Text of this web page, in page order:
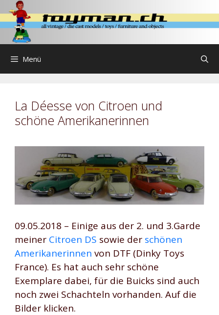
Zum
Inhalt
springen
Menü
La Déesse von Citroen und
schöne Amerikanerinnen
09.05.2018 – Einige aus der 2. und 3.Garde
meiner Citroen DS sowie der schönen
Amerikanerinnen von DTF (Dinky Toys
France). Es hat auch sehr schöne
Exemplare dabei, für die Buicks sind auch
noch zwei Schachteln vorhanden. Auf die
Bilder klicken.